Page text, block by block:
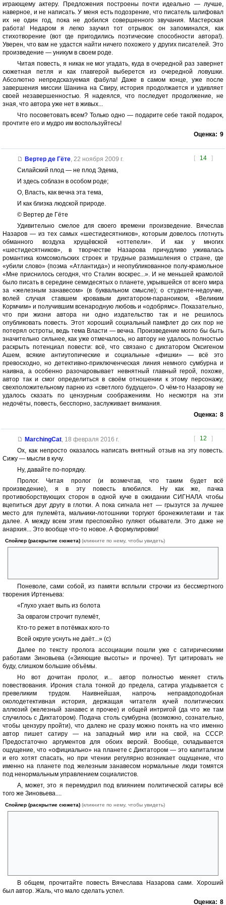
играющему актеру. Предложения построены почти идеально — лучше,
наверное, и не написать. У меня есть подозрение, что писатель шлифовал
их не один год, пока не добился совершенного звучания. Мастерская
работа! Недаром я легко заучил тот отрывок: он запоминался, как
стихотворение (вот где пригодились поэтические способности автора!).
Уверен, что вам не удастся найти ничего похожего у других писателей. Это
произведение — уникум в своем роде.
Читая повесть, я никак не мог угадать, куда в очередной раз завернет
сюжетная петля и как главгерой выберется из очередной ловушки.
Абсолютно непредсказуемая фабула! Даже в самом конце, уже после
завершения миссии Шанина на Свиру, история продолжается и удивляет
своей незавершенностью. Я надеялся, что последует продолжение, не
зная, что автора уже нет в живых...
Что посоветовать всем? Только одно — подарите себе такой подарок,
прочтите его и мудро им воспользуйтесь!
Оценка: 9
[ 14 ]
Вертер де Гёте, 22 ноября 2009 г.
Силайский плод — не плод Эдема,
И здесь соблазн в особом роде;
О, Власть, как вечна эта тема,
И как близка людской природе.
© Вертер де Гёте
Удивительно смелое для своего времени произведение. Вячеслав
Назаров — из тех самых «шестидесятников», которым довелось глотнуть
обманного воздуха хрущёвской «оттепели». И как у многих
«шестидесятников», в творчестве Назарова причудливо уживалась
романтика комсомольских строек и трудные размышления о стране, где
«убили слово» (поэма «Атлантида») и неопубликованное полу-крамольное
«Мне приснилось сегодня, что Сталин воскрес...». И не меньшей крамолой
было писать в середине семидесятых о планете, укрывшейся от всего мира
за «железным занавесом» (в буквальном смысле); о студенте-недоучке,
волей случая ставшем кровавым диктатором-параноиком, «Великим
Кормчим» и получившим всенародную любовь и «одобрямс». Показательно,
что при жизни автора ни одно издательство так и не решилось
опубликовать повесть. Этот хороший социальный памфлет до сих пор не
потерял остроты, ведь тема Власти — вечна. Произведение могло бы быть
значительно сильнее, как уже отмечалось, но автору не удалось полностью
раскрыть потенциал повести: всё, что связано с диктатором Оксигеном
Ашем, всякие антиутопические и социальные «фишки» — всё это
превосходно, но детективно-приключенческая линия немного сумбурна и
наивна, а особенно разочаровывает невнятный главный герой, похоже,
автор так и смог определиться в своём отношении к этому персонажу,
свехположительному парню из «светлого будущего». О чём-то Назарову не
удалось сказать по цензурным соображениям. Но несмотря на эти
недочёты, повесть, бесспорно, заслуживает внимания.
Оценка: 8
[ 12 ]
MarchingCat, 18 февраля 2016 г.
Ох, как непросто оказалось написать внятный отзыв на эту повесть.
Сижу — мысли в кучу.
Ну, давайте по-порядку.
Пролог. Читая пролог (и возмечтав, что таким будет всё
произведение), я в эту повесть влюбился. Ну как же, пачка
противоборствующих сторон в одной куче в ожидании СИГНАЛА чтобы
вцепиться друг другу в глотки. А пока сигнала нет — грызутся за лучшее
место для пулемёта, мальчики-лотошники торгуют бронежилетами и так
далее. А между всем этим преспокойно гуляют обыватели. Это даже не
анархия... Это вообще что-то новое. А формулировки!
Спойлер (раскрытие сюжета) (кликните по нему, чтобы увидеть)
Поневоле, сами собой, из памяти всплыли строчки из бессмертного
творения Иртеньева:
«Глухо ухает выпь из болота
За оврагом строчит пулемёт,
Кто-то режет в потёмках кого-то
Всей округе уснуть не даёт...» (с)
Далее по тексту пролога ассоциации пошли уже с сатирическими
работами Зиновьева («Зияющие высоты» и прочее). Тут цитировать не
буду, слишком большие объёмы.
Но вот дочитан пролог, и... автор полностью меняет стиль
повествования. Ирония стала тонкой до предела, сатира угадывается с
превеликим трудом. Наивнейшая, напрочь неправдоподобная
околодетективная история, держащая читателя кучей политических
аллюзий (железный занавес и прочее) и общей интригой (да что же там
случилось с Диктатором). Подача столь сумбурна (возможно, сознательно,
чтобы цензуру пройти), что далеко не сразу можно понять на что именно
автор пишет сатиру — на западный мир или на свой, на СССР.
Предостаточно аргументов для обоих версий. Вообще, складывается
ощущение, что «официально» на планете с Диктатором — это капитализм
и его хотят спасать, но при чтении регулярно возникает ощущение, что
именно на планете под железным занавесом нормальные люди томятся
под ненормальным управлением социалистов.
А, может, это я перемудрил под влиянием политической сатиры всё
того же Зиновьева....
Спойлер (раскрытие сюжета) (кликните по нему, чтобы увидеть)
В общем, прочитайте повесть Вячеслава Назарова сами. Хороший
был автор. Жаль, что мало сделать успел.
Оценка: 8